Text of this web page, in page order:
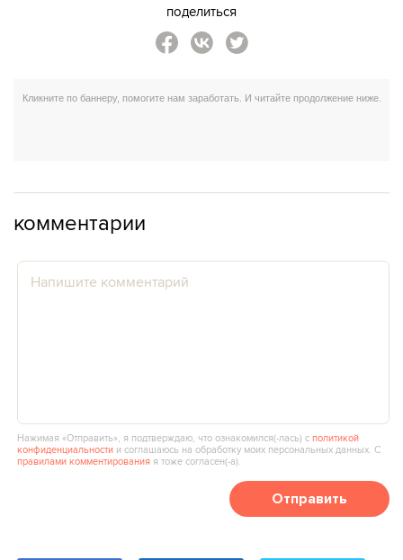
поделиться
комментарии
Нажимая «Отправить», я подтверждаю, что ознакомился(‑лась) сполитикой
конфиденциальности и соглашаюсь на обработку моих персональных данных. С
правилами комментирования я тоже согласен(‑а).
Отправить